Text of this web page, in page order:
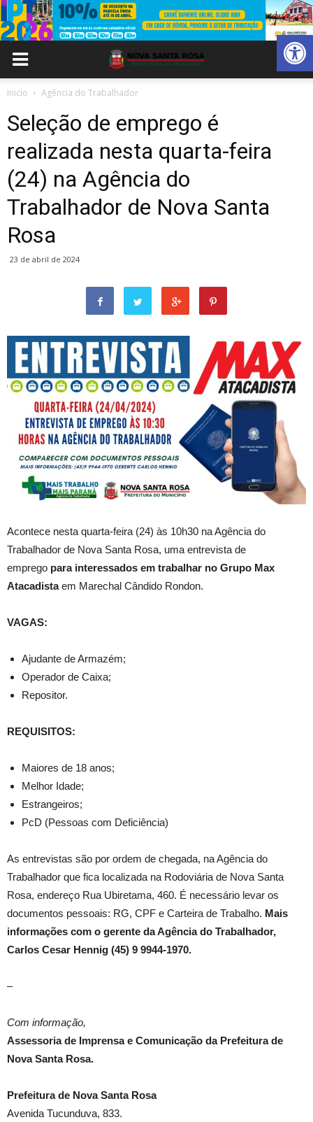
Abrir
Inicio Agência do Trabalhador
Seleção de emprego é
realizada nesta quarta-feira
(24) na Agência do
Trabalhador de Nova Santa
Rosa
23 de abril de 2024
Acontece nesta quarta-feira (24) às 10h30 na Agência do
Trabalhador de Nova Santa Rosa, uma entrevista de
emprego para interessados em trabalhar no Grupo Max
Atacadistaem Marechal Cândido Rondon.
VAGAS:
Ajudante de Armazém;
Operador de Caixa;
Repositor.
REQUISITOS:
Maiores de 18 anos;
Melhor Idade;
Estrangeiros;
PcD (Pessoas com Deficiência)
As entrevistas são por ordem de chegada, na Agência do
Trabalhador que fica localizada na Rodoviária de Nova Santa
Rosa, endereço Rua Ubiretama, 460. É necessário levar os
documentos pessoais: RG, CPF e Carteira de Trabalho. Mais
informações com o gerente da Agência do Trabalhador,
Carlos Cesar Hennig (45) 9 9944-1970.
–
Com informação,
Assessoria de Imprensa e Comunicação da Prefeitura de
Nova Santa Rosa.
Prefeitura de Nova Santa Rosa
Avenida Tucunduva, 833.